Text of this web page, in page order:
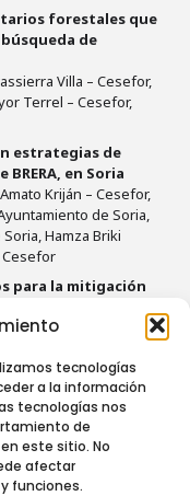
tecnologías
a la información
tecnologías nos
de
este sitio. No
afectar
funciones.
forestales que
de
Villa – Cesefor,
Terrel – Cesefor,
estrategias de
en Soria
Kriján – Cesefor,
de Soria,
Hamza Briki
Cesefor
para la mitigación
valoración
Científicas.
María Olaizola –
Consejo Superior de
y desarrollo de la